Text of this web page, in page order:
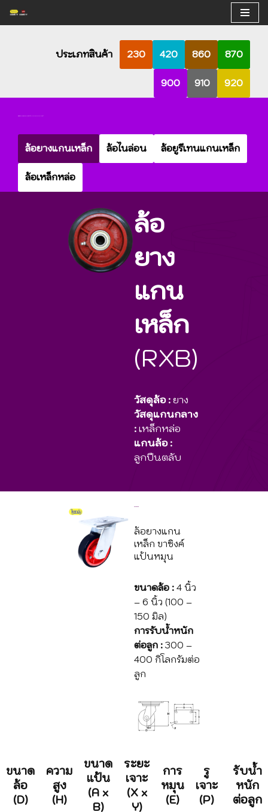
ประเภทสินค้า 230 420 860 870
900 910 920
ล้อยางแกนเหล็ก ล้อไนล่อน ล้อยูรีเทนแกนเหล็ก
ล้อเหล็กหล่อ
ล้อ
ยาง
แกน
เหล็ก
(RXB)
วัสดุล้อ : ยาง
วัสดุแกนกลาง
: เหล็กหล่อ
แกนล้อ :
ลูกปืนตลับ
ล้อยางแกน
เหล็ก ขาซิงค์
แป้นหมุน
ขนาดล้อ : 4 นิ้ว
– 6 นิ้ว (100 –
150 มิล)
การรับน้ำหนัก
ต่อลูก : 300 –
400 กิโลกรัมต่อ
ลูก
ขนาด
ล้อ
(D)
ความ
สูง
(H)
ขนาด
แป้น
(A x
B)
ระยะ
เจาะ
(X x
Y)
การ
หมุน
(E)
รู
เจาะ
(P)
รับน้ำ
หนัก
ต่อลูก